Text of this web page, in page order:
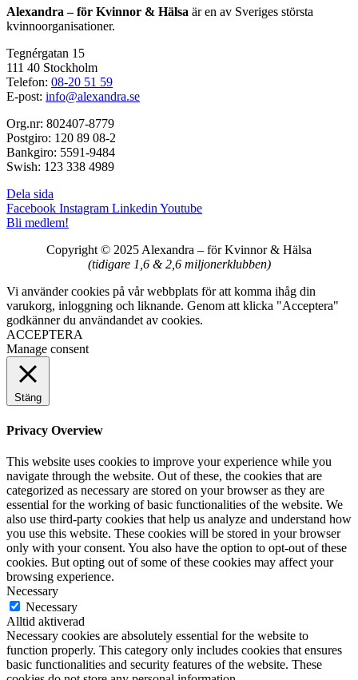
Alexandra – för Kvinnor & Hälsa är en av Sveriges största
kvinnoorganisationer.
Tegnérgatan 15
111 40 Stockholm
Telefon: 08-20 51 59
E-post: info@alexandra.se
Org.nr: 802407-8779
Postgiro: 120 89 08-2
Bankgiro: 5591-9484
Swish: 123 338 4989
Dela sida
Facebook Instagram Linkedin Youtube
Bli medlem!
Copyright © 2025 Alexandra – för Kvinnor & Hälsa
(tidigare 1,6 & 2,6 miljonerklubben)
Vi använder cookies på vår webbplats för att komma ihåg din
varukorg, inloggning och liknande. Genom att klicka "Acceptera"
godkänner du användandet av cookies.
ACCEPTERA
Manage consent
Stäng
Privacy Overview
This website uses cookies to improve your experience while you
navigate through the website. Out of these, the cookies that are
categorized as necessary are stored on your browser as they are
essential for the working of basic functionalities of the website. We
also use third-party cookies that help us analyze and understand how
you use this website. These cookies will be stored in your browser
only with your consent. You also have the option to opt-out of these
cookies. But opting out of some of these cookies may affect your
browsing experience.
Necessary
Necessary
Alltid aktiverad
Necessary cookies are absolutely essential for the website to
function properly. This category only includes cookies that ensures
basic functionalities and security features of the website. These